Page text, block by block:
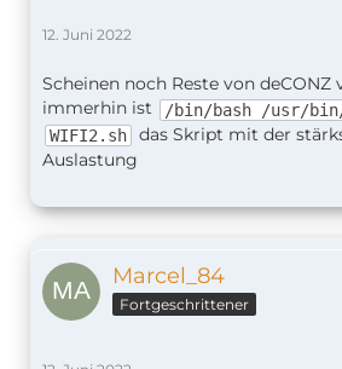
12. Juni 2022
Scheinen noch Reste von deCONZ
immerhin ist
/bin/bash /usr/bin/
WIFI2.sh
das Skript mit der
Auslastung
Marcel_84
Fortgeschrittener